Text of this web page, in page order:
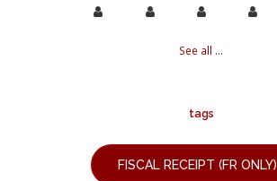
See all ...
tags
FISCAL RECEIPT (FR ONLY)